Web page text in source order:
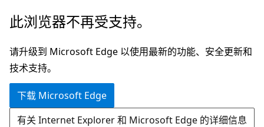
跳
主
要
内
此浏览器不再受支持。
请升级到 Microsoft Edge 以使用最新的功能、安全更新和
技术支持。
下载 Microsoft Edge
有关 Internet Explorer 和 Microsoft Edge 的详细信息